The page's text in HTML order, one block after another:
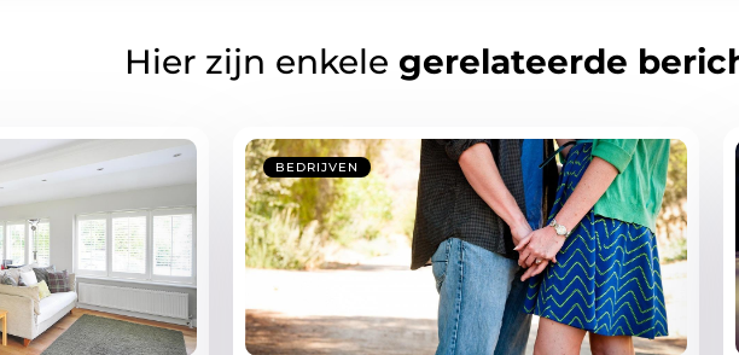
Hier zijn enkele gerelateerde
BEDRIJVEN